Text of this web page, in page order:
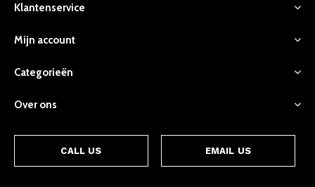
Klantenservice
Mijn account
Categorieën
Over ons
CALL US EMAIL US